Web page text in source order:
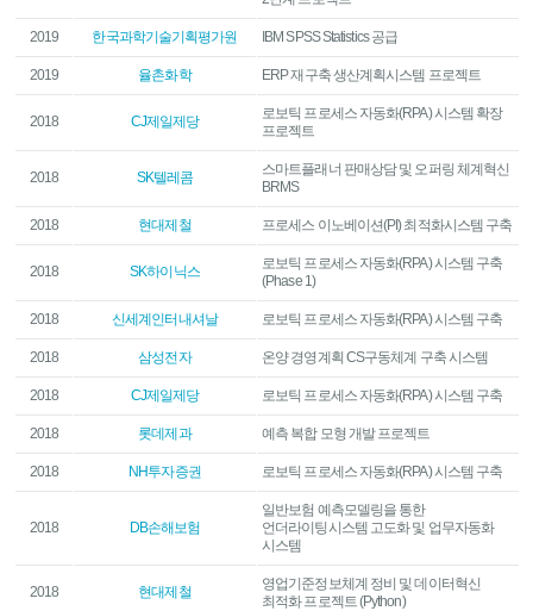
2019 한국과학기술기획평가원 IBM SPSS Statistics 공급
2019 율촌화학 ERP 재구축 생산계획시스템 프로젝트
2018 CJ제일제당
로보틱 프로세스 자동화(RPA) 시스템 확장
프로젝트
2018 SK텔레콤
스마트플래너 판매상담 및 오퍼링 체계혁신
BRMS
2018 현대제철 프로세스 이노베이션(PI) 최적화시스템 구축
2018 SK하이닉스
로보틱 프로세스 자동화(RPA) 시스템 구축
(Phase 1)
2018 신세계인터내셔날 로보틱 프로세스 자동화(RPA) 시스템 구축
2018 삼성전자 온양 경영계획 CS구동체계 구축 시스템
2018 CJ제일제당 로보틱 프로세스 자동화(RPA) 시스템 구축
2018 롯데제과 예측 복합 모형 개발 프로젝트
2018 NH투자증권 로보틱 프로세스 자동화(RPA) 시스템 구축
2018 DB손해보험
일반보험 예측모델링을 통한
언더라이팅시스템 고도화 및 업무자동화
시스템
2018 현대제철
영업기준정보체계 정비 및 데이터혁신
최적화 프로젝트 (Python)